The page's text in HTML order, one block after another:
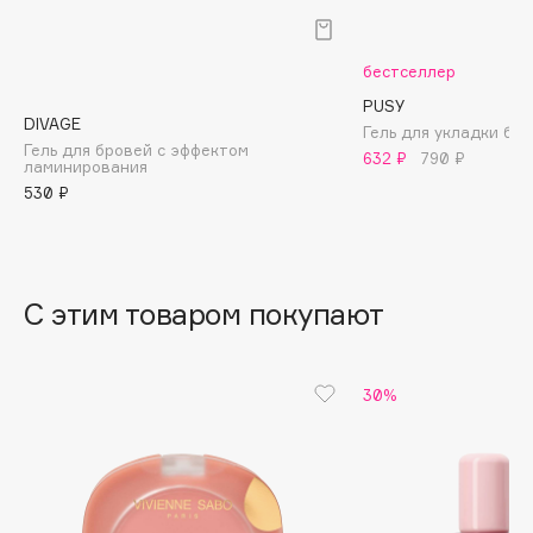
Balmain Hair Couture
Banderas
Basicare
Beauty Pati
Bioderma
DIVAGE
Гель для бровей с эффектом
ламинирования
530 ₽
бестселлер
PUSY
Гель для укладки
632 ₽
790 ₽
С этим товаром покупают
30%